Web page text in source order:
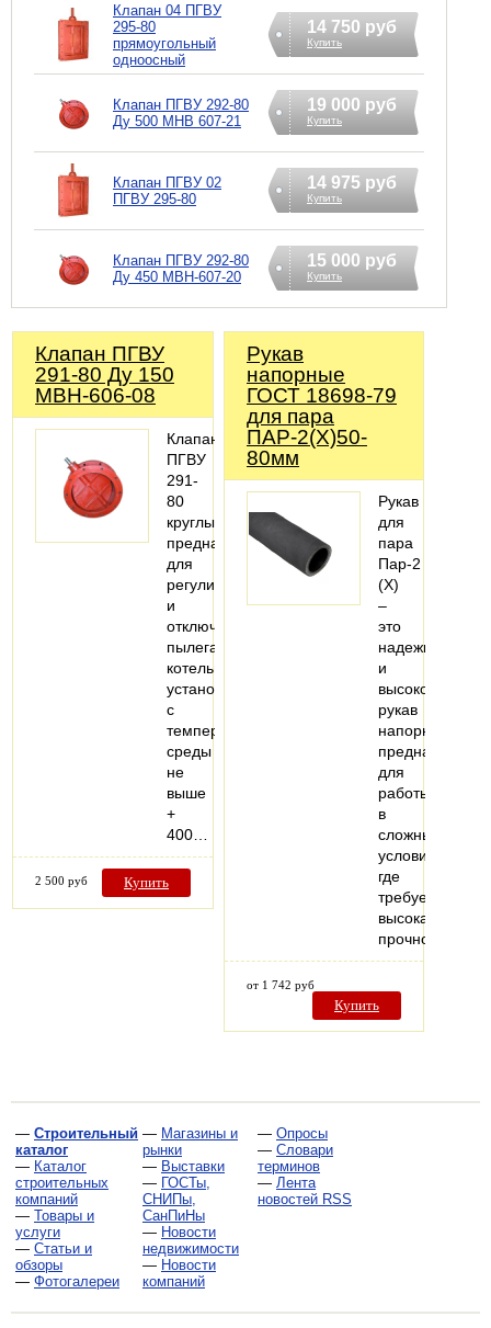
Клапан 04 ПГВУ
295-80
прямоугольный
одноосный
14 750 руб
Купить
Клапан ПГВУ 292-80
Ду 500 МНВ 607-21
19 000 руб
Купить
Клапан ПГВУ 02
ПГВУ 295-80
14 975 руб
Купить
Клапан ПГВУ 292-80
Ду 450 МВН-607-20
15 000 руб
Купить
Клапан ПГВУ
291-80 Ду 150
МВН-606-08
Клапана
ПГВУ
291-
80
круглые
предназначены
для
регулирования
и
отключения
пылегазовохдухопроводов
котельных
установок
с
температурой
среды
не
выше
+
400…
2 500 руб Купить
Рукав
напорные
ГОСТ 18698-79
для пара
ПАР-2(Х)50-
80мм
Рукав
для
пара
Пар-2
(X)
–
это
надежный
и
рукав
напорный,
для
работы
в
сложных
условиях,
где
требуется
высокая
прочность…
от 1 742 руб
Купить
— Строительный
каталог
— Каталог
строительных
компаний
— Товары и
услуги
— Статьи и
обзоры
— Фотогалереи
— Магазины и
рынки
— Выставки
— ГОСТы,
СНИПы,
СанПиНы
— Новости
недвижимости
— Новости
компаний
— Опросы
— Словари
терминов
— Лента
новостей RSS